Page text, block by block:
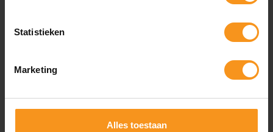
Statistieken
Marketing
Alles toestaan